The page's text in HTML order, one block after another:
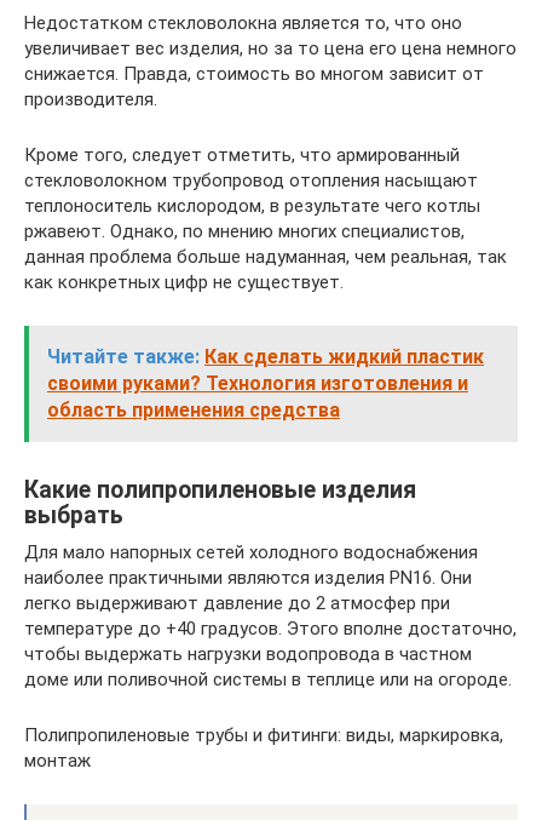
Недостатком стекловолокна является то, что оно
увеличивает вес изделия, но за то цена его цена немного
снижается. Правда, стоимость во многом зависит от
производителя.
Кроме того, следует отметить, что армированный
стекловолокном трубопровод отопления насыщают
теплоноситель кислородом, в результате чего котлы
ржавеют. Однако, по мнению многих специалистов,
данная проблема больше надуманная, чем реальная, так
как конкретных цифр не существует.
Читайте также: Как сделать жидкий пластик
своими руками? Технология изготовления и
область применения средства
Какие полипропиленовые изделия
выбрать
Для мало напорных сетей холодного водоснабжения
наиболее практичными являются изделия PN16. Они
легко выдерживают давление до 2 атмосфер при
температуре до +40 градусов. Этого вполне достаточно,
чтобы выдержать нагрузки водопровода в частном
доме или поливочной системы в теплице или на огороде.
Полипропиленовые трубы и фитинги: виды, маркировка,
монтаж